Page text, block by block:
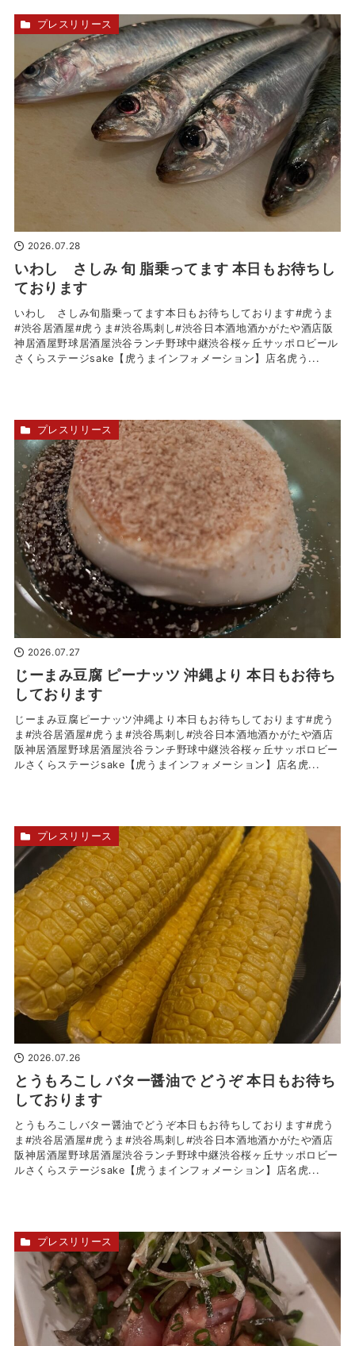
2026.07.28
いわし さしみ 旬 脂乗ってます 本日もお待ちし
ております
いわし さしみ旬脂乗ってます本日もお待ちしております#虎うま
#渋谷居酒屋#虎うま#渋谷馬刺し#渋谷日本酒地酒かがたや酒店阪
神居酒屋野球居酒屋渋谷ランチ野球中継渋谷桜ヶ丘サッポロビール
さくらステージsake【虎うまインフォメーション】店名虎う...
プレスリリース
2026.07.27
じーまみ豆腐 ピーナッツ 沖縄より 本日もお待ち
しております
じーまみ豆腐ピーナッツ沖縄より本日もお待ちしております#虎う
ま#渋谷居酒屋#虎うま#渋谷馬刺し#渋谷日本酒地酒かがたや酒店
阪神居酒屋野球居酒屋渋谷ランチ野球中継渋谷桜ヶ丘サッポロビー
ルさくらステージsake【虎うまインフォメーション】店名虎...
プレスリリース
2026.07.26
とうもろこし バター醤油で どうぞ 本日もお待ち
しております
とうもろこしバター醤油でどうぞ本日もお待ちしております#虎う
ま#渋谷居酒屋#虎うま#渋谷馬刺し#渋谷日本酒地酒かがたや酒店
阪神居酒屋野球居酒屋渋谷ランチ野球中継渋谷桜ヶ丘サッポロビー
ルさくらステージsake【虎うまインフォメーション】店名虎...
プレスリリース
プレスリリース